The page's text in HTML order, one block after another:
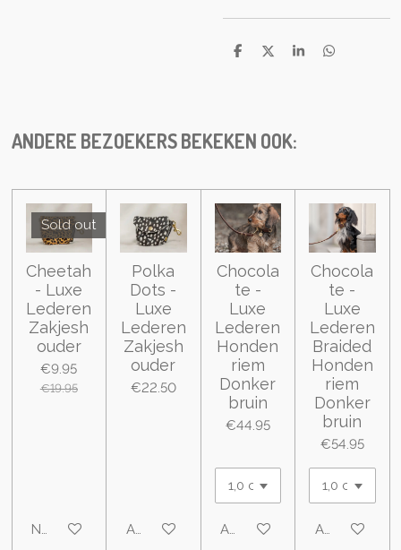
S
S
S
S
ANDERE BEZOEKERS BEKEKEN OOK:
Sold out
Cheetah
- Luxe
Lederen
Zakjesh
ouder
€9.95
€19.95
Notify me when available
Polka
Dots -
Luxe
Lederen
Zakjesh
ouder
€22.50
Add to cart
Chocola
te -
Luxe
Lederen
Honden
riem
Donker
bruin
€44.95
Add to cart
Chocola
te -
Luxe
Lederen
Braided
Honden
riem
Donker
bruin
€54.95
Add to cart